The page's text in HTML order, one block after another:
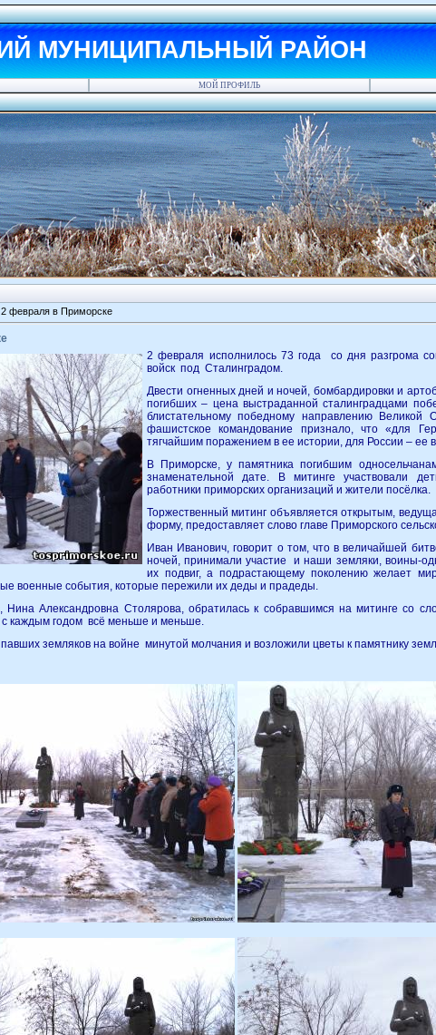
МУНИЦИПАЛЬНЫЙ РАЙОН
МОЙ ПРОФИЛЬ
2 февраля в Приморске
2 февраля исполнилось 73 года со дня разгрома
войск под Сталинградом.
Двести огненных дней и ночей, бомбардировки и
погибших – цена выстраданной сталинградцами
блистательному победному направлению Великой
фашистское командование признало, что «для
тягчайшим поражением в ее истории, для России – ее
В Приморске, у памятника погибшим
знаменательной дате. В митинге участвовали
работники приморских организаций и жители посёлка.
Торжественный митинг объявляется открытым,
форму, предоставляет слово главе Приморского
Иван Иванович, говорит о том, что в величайшей
ночей, принимали участие и наши земляки, воины-
их подвиг, а подрастающему поколению желает
военные события, которые пережили их деды и прадеды.
Нина Александровна Столярова, обратилась к собравшимся на митинге со
с каждым годом всё меньше и меньше.
земляков на войне минутой молчания и возложили цветы к памятнику